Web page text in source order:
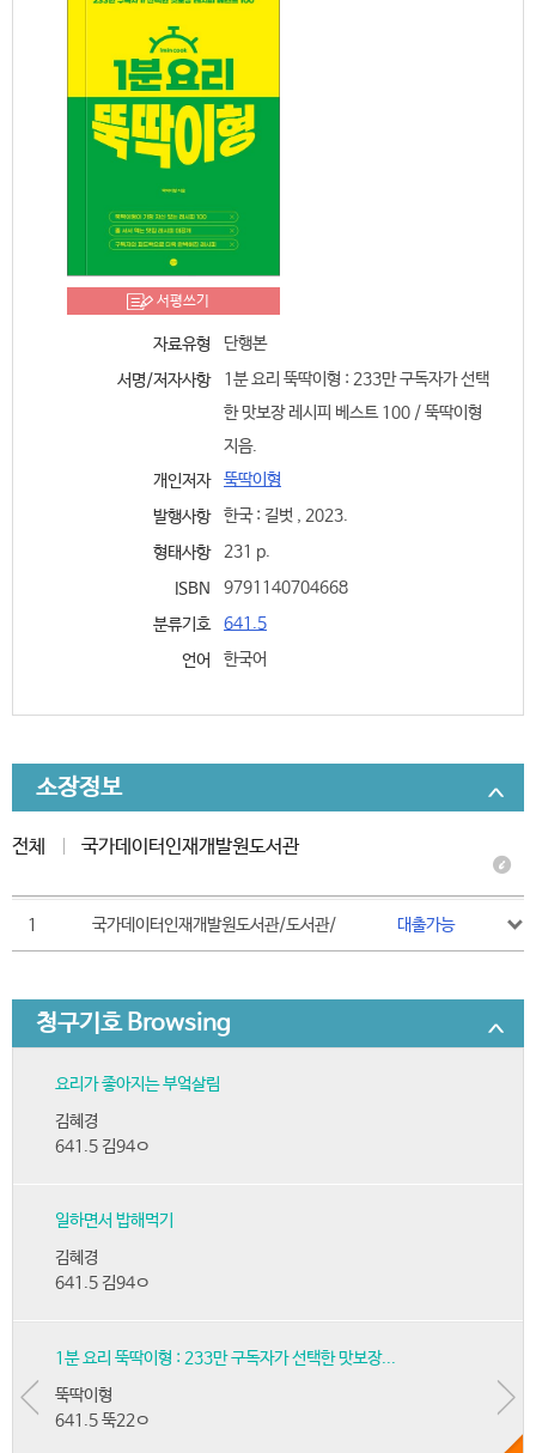
서평쓰기
자료유형
단행본
서명/저자사항
1분 요리 뚝딱이형 : 233만 구독자가 선택
한 맛보장 레시피 베스트 100 / 뚝딱이형
지음.
개인저자
뚝딱이형
발행사항
한국 : 길벗 , 2023.
형태사항
231 p.
ISBN
9791140704668
분류기호
641.5
언어
한국어
소장정보
전체 국가데이터인재개발원도서관
1 국가데이터인재개발원도서관/도서관/ 대출가능
청구기호 Browsing
요리가 좋아지는 부엌살림
김혜경
641.5 김94ㅇ
일하면서 밥해먹기
김혜경
641.5 김94ㅇ
1분 요리 뚝딱이형 : 233만 구독자가 선택한 맛보장...
뚝딱이형
641.5 뚝22ㅇ